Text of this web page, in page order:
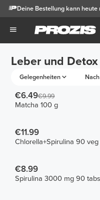
Deine Bestellung kann heute
Leber und Detox
Gelegenheiten
€6.49€9.99
Matcha 100 g
€11.99
Chlorella+Spirulina 90 veg
€8.99
Spirulina 3000 mg 90 tabs